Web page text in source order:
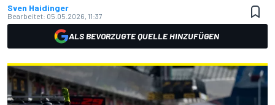
Sven Haidinger
Bearbeitet: 05.05.2026, 11:37
ALS BEVORZUGTE QUELLE HINZUFÜGEN